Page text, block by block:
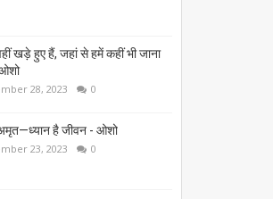
खड़े हुए हैं, जहां से हमें कहीं भी जाना
28, 2023 0
है जीवन - ओशो
23, 2023 0